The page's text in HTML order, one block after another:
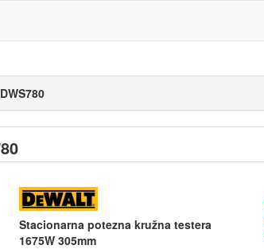
Stacionarna potezna kružna testera
1675W 305mm